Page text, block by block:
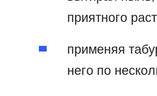
приятного
применяя
него по